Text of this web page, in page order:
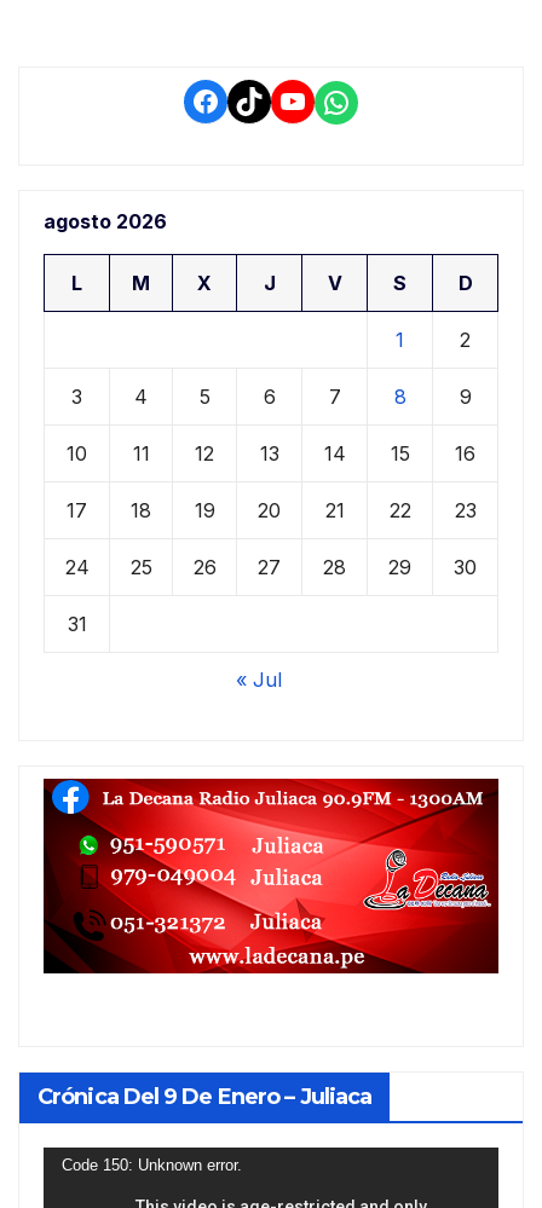
Facebook
TikTokYouTube
WhatsApp
agosto 2026
L M X J V S D
1 2
3 4 5 6 7 8 9
10 11 12 13 14 15 16
17 18 19 20 21 22 23
24 25 26 27 28 29 30
31
« Jul
Crónica Del 9 De Enero – Juliaca
Reproductor
Code 150: Unknown error.